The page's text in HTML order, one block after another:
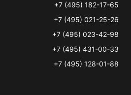
+7 (495) 182-17-65
+7 (495) 021-25-26
+7 (495) 023-42-98
+7 (495) 431-00-33
+7 (495) 128-01-88